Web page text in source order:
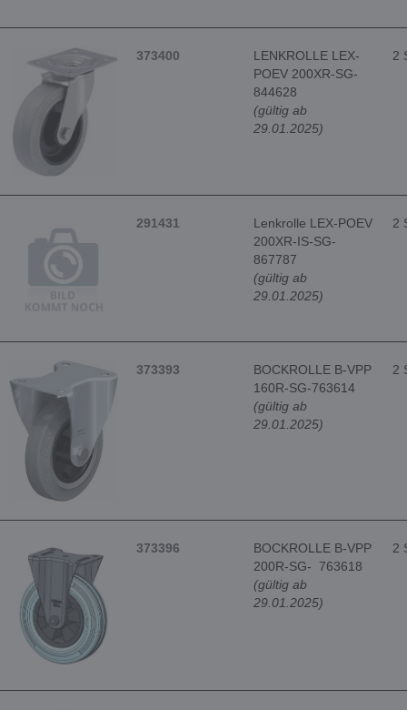
373400
LENKROLLE LEX-
POEV 200XR-SG-
844628
(gültig ab
29.01.2025)
2
291431
Lenkrolle LEX-POEV
200XR-IS-SG-
867787
(gültig ab
29.01.2025)
2
373393
BOCKROLLE B-VPP
160R-SG-763614
(gültig ab
29.01.2025)
2
373396
BOCKROLLE B-VPP
200R-SG- 763618
(gültig ab
29.01.2025)
2